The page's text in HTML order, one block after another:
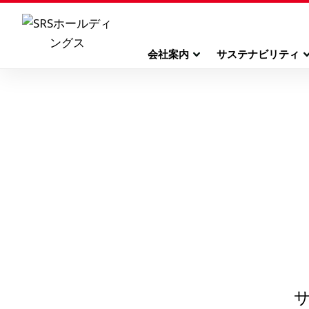
会社案内 サステナビリティ